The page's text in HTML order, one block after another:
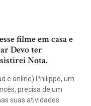
filme em casa e
Devo ter
Nota.
e online) Philippe, um
precisa de um
suas atividades